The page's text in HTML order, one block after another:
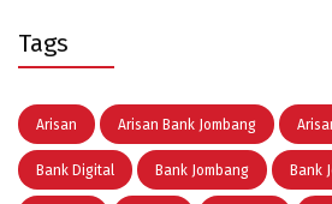
Tags
Arisan Arisan Bank Jombang
Bank Digital Bank Jombang Bank